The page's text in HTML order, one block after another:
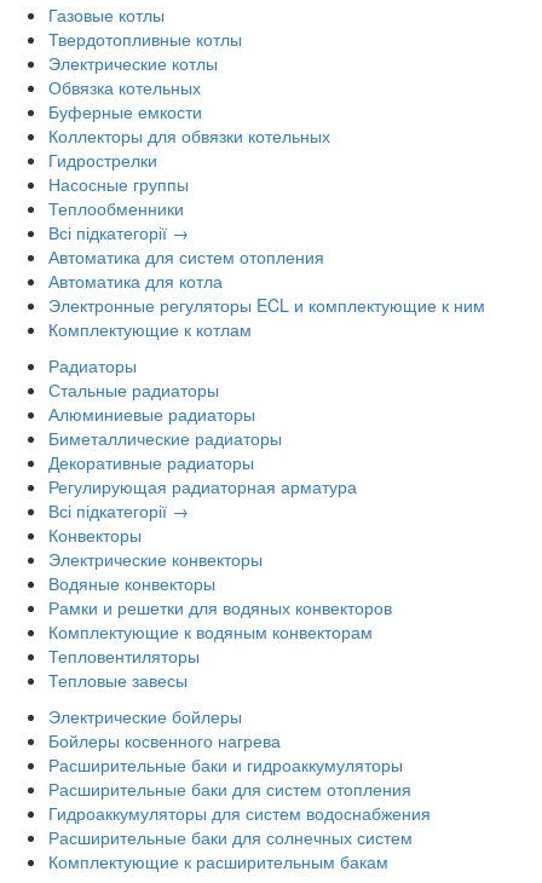
Газовые котлы
Твердотопливные котлы
Электрические котлы
Обвязка котельных
Буферные емкости
Коллекторы для обвязки котельных
Гидрострелки
Насосные группы
Теплообменники
Всі підкатегорії →
Автоматика для систем отопления
Автоматика для котла
Электронные регуляторы ECL и комплектующие к ним
Комплектующие к котлам
Радиаторы
Стальные радиаторы
Алюминиевые радиаторы
Биметаллические радиаторы
Декоративные радиаторы
Регулирующая радиаторная арматура
Всі підкатегорії →
Конвекторы
Электрические конвекторы
Водяные конвекторы
Рамки и решетки для водяных конвекторов
Комплектующие к водяным конвекторам
Тепловентиляторы
Тепловые завесы
Электрические бойлеры
Бойлеры косвенного нагрева
Расширительные баки и гидроаккумуляторы
Расширительные баки для систем отопления
Гидроаккумуляторы для систем водоснабжения
Расширительные баки для солнечных систем
Комплектующие к расширительным бакам